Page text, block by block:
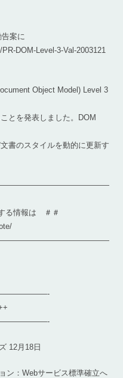
案に
DOM-Level-3-Val-2003121
Object Model) Level 3
とを発表しました。DOM
書のスタイルを動的に更新す
る情報は ＃＃
12月18日
ン：Webサービス標準確立へ